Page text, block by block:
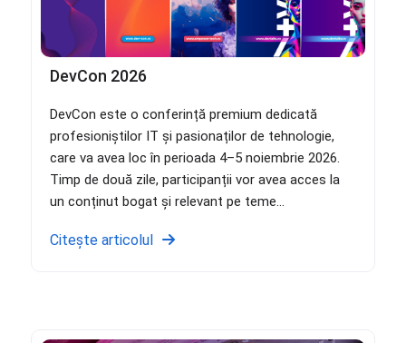
DevCon 2026
DevCon este o conferință premium dedicată
profesioniștilor IT și pasionaților de tehnologie,
care va avea loc în perioada 4–5 noiembrie 2026.
Timp de două zile, participanții vor avea acces la
un conținut bogat și relevant pe teme...
Citește articolul